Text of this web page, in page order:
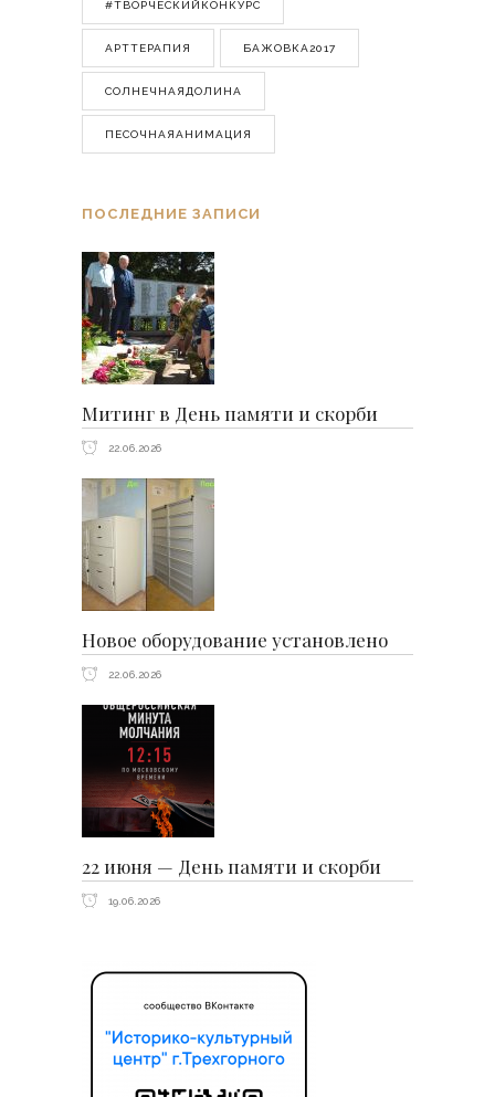
#ТВОРЧЕСКИЙКОНКУРС
АРТТЕРАПИЯ БАЖОВКА2017
СОЛНЕЧНАЯДОЛИНА
ПЕСОЧНАЯАНИМАЦИЯ
ПОСЛЕДНИЕ ЗАПИСИ
Митинг в День памяти и скорби
22.06.2026
Новое оборудование установлено
22.06.2026
22 июня — День памяти и скорби
19.06.2026